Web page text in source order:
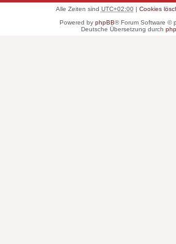
Alle Zeiten sind UTC+02:00| Cookies
Powered by phpBB® Forum Software ©
Deutsche Übersetzung durch